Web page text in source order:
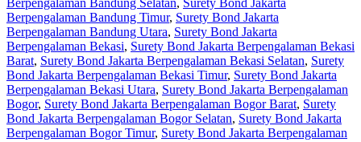
Berpengalaman Bandung Timur, Surety Bond Jakarta
Berpengalaman Bandung Utara, Surety Bond Jakarta
Berpengalaman Bekasi, Surety Bond Jakarta Berpengalaman Bekasi
Barat, Surety Bond Jakarta Berpengalaman Bekasi Selatan, Surety
Bond Jakarta Berpengalaman Bekasi Timur, Surety Bond Jakarta
Berpengalaman Bekasi Utara, Surety Bond Jakarta Berpengalaman
Bogor, Surety Bond Jakarta Berpengalaman Bogor Barat, Surety
Bond Jakarta Berpengalaman Bogor Selatan, Surety Bond Jakarta
Berpengalaman Bogor Timur, Surety Bond Jakarta Berpengalaman